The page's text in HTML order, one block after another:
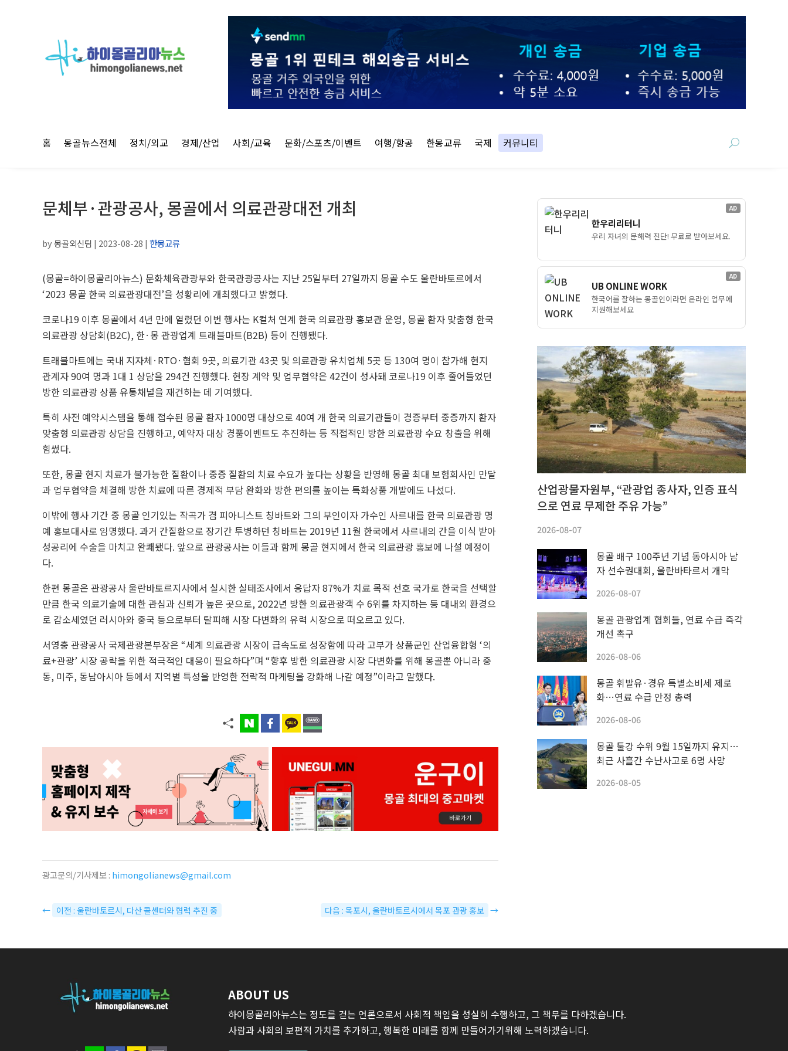
홈 몽골뉴스전체 정치/외교 경제/산업 사회/교육 문화/스포츠/이벤트 여행/항공 한몽교류 국제 커뮤니티
문체부·관광공사, 몽골에서 의료관광대전 개최
by몽골외신팀 | 2023-08-28 | 한몽교류
(몽골=하이몽골리아뉴스) 문화체육관광부와 한국관광공사는 지난 25일부터 27일까지 몽골 수도 울란바토르에서
‘2023 몽골 한국 의료관광대전’을 성황리에 개최했다고 밝혔다.
코로나19 이후 몽골에서 4년 만에 열렸던 이번 행사는 K컬처 연계 한국 의료관광 홍보관 운영, 몽골 환자 맞춤형 한국
의료관광 상담회(B2C), 한·몽 관광업계 트래블마트(B2B) 등이 진행됐다.
트래블마트에는 국내 지자체·RTO·협회 9곳, 의료기관 43곳 및 의료관광 유치업체 5곳 등 130여 명이 참가해 현지
관계자 90여 명과 1대 1 상담을 294건 진행했다. 현장 계약 및 업무협약은 42건이 성사돼 코로나19 이후 줄어들었던
방한 의료관광 상품 유통채널을 재건하는 데 기여했다.
특히 사전 예약시스템을 통해 접수된 몽골 환자 1000명 대상으로 40여 개 한국 의료기관들이 경증부터 중증까지 환자
맞춤형 의료관광 상담을 진행하고, 예약자 대상 경품이벤트도 추진하는 등 직접적인 방한 의료관광 수요 창출을 위해
힘썼다.
또한, 몽골 현지 치료가 불가능한 질환이나 중증 질환의 치료 수요가 높다는 상황을 반영해 몽골 최대 보험회사인 만달
과 업무협약을 체결해 방한 치료에 따른 경제적 부담 완화와 방한 편의를 높이는 특화상품 개발에도 나섰다.
이밖에 행사 기간 중 몽골 인기있는 작곡가 겸 피아니스트 칭바트와 그의 부인이자 가수인 사르내를 한국 의료관광 명
예 홍보대사로 임명했다. 과거 간질환으로 장기간 투병하던 칭바트는 2019년 11월 한국에서 사르내의 간을 이식 받아
성공리에 수술을 마치고 완쾌됐다. 앞으로 관광공사는 이들과 함께 몽골 현지에서 한국 의료관광 홍보에 나설 예정이
다.
한편 몽골은 관광공사 울란바토르지사에서 실시한 실태조사에서 응답자 87%가 치료 목적 선호 국가로 한국을 선택할
만큼 한국 의료기술에 대한 관심과 신뢰가 높은 곳으로, 2022년 방한 의료관광객 수 6위를 차지하는 등 대내외 환경으
로 감소세였던 러시아와 중국 등으로부터 탈피해 시장 다변화의 유력 시장으로 떠오르고 있다.
서영충 관광공사 국제관광본부장은 “세계 의료관광 시장이 급속도로 성장함에 따라 고부가 상품군인 산업융합형 ‘의
료+관광’ 시장 공략을 위한 적극적인 대응이 필요하다”며 “향후 방한 의료관광 시장 다변화를 위해 몽골뿐 아니라 중
동, 미주, 동남아시아 등에서 지역별 특성을 반영한 전략적 마케팅을 강화해 나갈 예정”이라고 말했다.
광고문의/기사제보 : himongolianews@gmail.com
← 이전 : 울란바토르시, 다산 콜센터와 협력 추진 중 다음 : 목포시, 울란바토르시에서 목포 관광 홍보 →
AD
한우리리터니
우리 자녀의 문해력 진단! 무료로 받아보세요.
AD
UB ONLINE WORK
한국어를 잘하는 몽골인이라면 온라인 업무에
지원해보세요
산업광물자원부, “관광업 종사자, 인증 표식
으로 연료 무제한 주유 가능”
2026-08-07
몽골 배구 100주년 기념 동아시아 남
자 선수권대회, 울란바타르서 개막
2026-08-07
몽골 관광업계 협회들, 연료 수급 즉각
개선 촉구
2026-08-06
몽골 휘발유·경유 특별소비세 제로
화…연료 수급 안정 총력
2026-08-06
몽골 툴강 수위 9월 15일까지 유지…
최근 사흘간 수난사고로 6명 사망
2026-08-05
ABOUT US
하이몽골리아뉴스는 정도를 걷는 언론으로서 사회적 책임을 성실히 수행하고, 그 책무를 다하겠습니다.
사람과 사회의 보편적 가치를 추가하고, 행복한 미래를 함께 만들어가기위해 노력하겠습니다.